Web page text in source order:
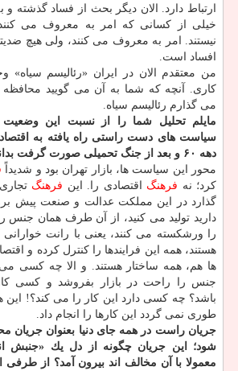
ارتباط دارد. الان دیگر بحث از فساد گذشته
خیلی از كسانی كه امر به معروف می
نیستند. امر به معروف می كنند، ولی هیچ ضدیتی
افساد است.
من معتقدم الان در ایران «رئالیسم سیاه»
كاری. آنچه كه شما به آن می گویید
می گذارم رئالیسم سیاه.
مایلم تحلیل شما را از نسبت این وضعیت
سیاست های دست راستی راه یافته به
دهه ۶۰ و بعد از جنگ تحمیلی صورت گرفت بدانم!
محور این سیاست ها، بازار تهران بود و شدیداً
كرد؛ نه فرهنگ اقتصادی را. این فرهنگ
گذارد در این مملكت عدالت و صنعت پیش
دارید تولید می كنید، از آن طرف همان جنس
را ورشكسته می كنند، یعنی با رانت خوارانی
هستند، همه این فرایندها را كنترل كرده و
جنس را راحت در بازار بفروشد و كسی
باشد؟ چه كسی دارد این كار را می كند؟! این
طوری نمی گردد این كارها را انجام داد.
جریان راست در همه جای دنیا بعنوان جریان
شود؛ این جریان چگونه از دل یك «جنبش
معمولا با آن مخالف اند بیرون آمد؟ از طرفی